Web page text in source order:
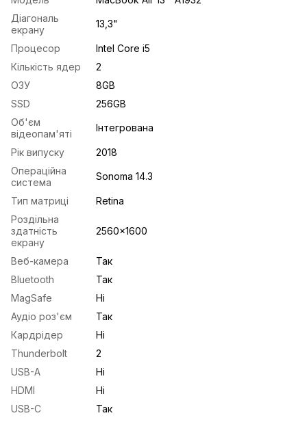
Діагональ
екрану
13,3"
Процесор
Intel Core i5
Кількість ядер
2
ОЗУ
8GB
SSD
256GB
Об'єм
відеопам'яті
Інтегрована
Рік випуску
2018
Операційна
система
Sonoma 14.3
Тип матриці
Retina
Роздільна
здатність
екрану
2560x1600
Веб-камера
Так
Bluetooth
Так
MagSafe
Ні
Аудіо роз'єм
Так
Кардрідер
Ні
Thunderbolt
2
USB-A
Ні
HDMI
Ні
USB-С
Так